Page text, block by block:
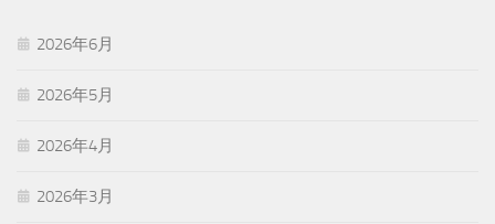
2026年6月
2026年5月
2026年4月
2026年3月